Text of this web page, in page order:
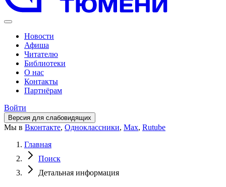
Новости
Афиша
Читателю
Библиотеки
О нас
Контакты
Партнёрам
Войти
Версия для слабовидящих
Мы в Вконтакте, Одноклассники, Max, Rutube
Главная
Поиск
Детальная информация